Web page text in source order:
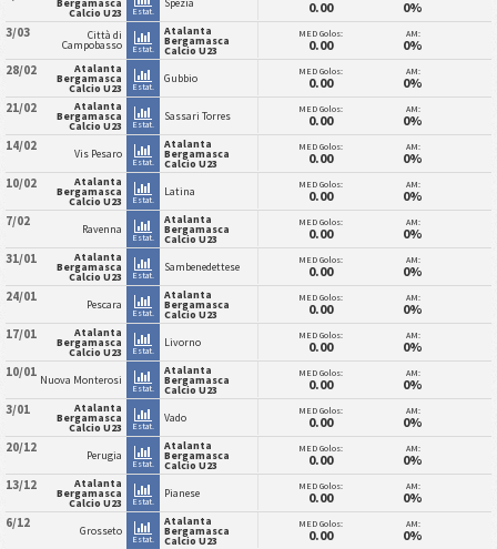
Calcio U23 Estat. 0.00 0%
3/03 Città di
Campobasso Estat.
Atalanta
Bergamasca
Calcio U23
MED Golos:
0.00
AM:
0%
28/02 Atalanta
Bergamasca
Calcio U23 Estat.
Gubbio MED Golos:
0.00
AM:
0%
21/02 Atalanta
Bergamasca
Calcio U23 Estat.
Sassari Torres MED Golos:
0.00
AM:
0%
14/02 Vis Pesaro
Estat.
Atalanta
Bergamasca
Calcio U23
MED Golos:
0.00
AM:
0%
10/02 Atalanta
Bergamasca
Calcio U23 Estat.
Latina MED Golos:
0.00
AM:
0%
7/02 Ravenna
Estat.
Atalanta
Bergamasca
Calcio U23
MED Golos:
0.00
AM:
0%
31/01 Atalanta
Bergamasca
Calcio U23 Estat.
Sambenedettese MED Golos:
0.00
AM:
0%
24/01 Pescara
Estat.
Atalanta
Bergamasca
Calcio U23
MED Golos:
0.00
AM:
0%
17/01 Atalanta
Bergamasca
Calcio U23 Estat.
Livorno MED Golos:
0.00
AM:
0%
10/01 Nuova Monterosi
Estat.
Atalanta
Bergamasca
Calcio U23
MED Golos:
0.00
AM:
0%
3/01 Atalanta
Bergamasca
Calcio U23 Estat.
Vado MED Golos:
0.00
AM:
0%
20/12 Perugia
Estat.
Atalanta
Bergamasca
Calcio U23
MED Golos:
0.00
AM:
0%
13/12 Atalanta
Bergamasca
Calcio U23 Estat.
Pianese MED Golos:
0.00
AM:
0%
6/12 Grosseto
Estat.
Atalanta
Bergamasca
Calcio U23
MED Golos:
0.00
AM:
0%